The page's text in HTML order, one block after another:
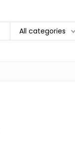
All categories